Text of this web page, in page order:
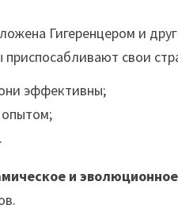
Гигеренцером и
свои
эффективны;
опытом;
и